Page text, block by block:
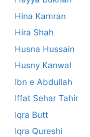
Hina Kamran
Hira Shah
Husna Hussain
Husny Kanwal
Ibn e Abdullah
Iffat Sehar Tahir
Iqra Butt
Iqra Qureshi